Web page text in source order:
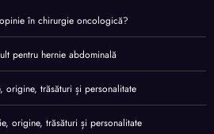
în chirurgie oncologică?
pentru hernie abdominală
origine, trăsături și personalitate
origine, trăsături și personalitate